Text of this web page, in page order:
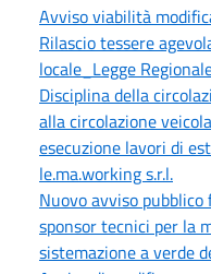
Avviso viabilità
Rilascio tessere
locale_Legge
Disciplina della
alla circolazione
esecuzione lavori di
le.ma.working s.r.l.
Nuovo avviso
sponsor tecnici per la
sistemazione a verde